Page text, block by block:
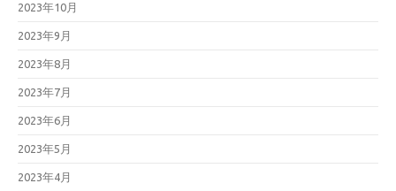
2023年10月
2023年9月
2023年8月
2023年7月
2023年6月
2023年5月
2023年4月